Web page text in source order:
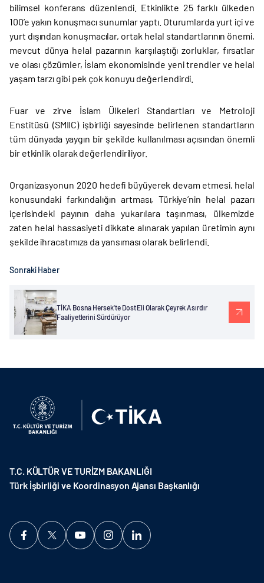
bilimsel konferans düzenlendi. Etkinlikte 25 farklı ülkeden
100’e yakın konuşmacı sunumlar yaptı. Oturumlarda yurt içi ve
yurt dışından konuşmacılar, ortak helal standartlarının önemi,
mevcut dünya helal pazarının karşılaştığı zorluklar, fırsatlar
ve olası çözümler, İslam ekonomisinde yeni trendler ve helal
yaşam tarzı gibi pek çok konuyu değerlendirdi.
Fuar ve zirve İslam Ülkeleri Standartları ve Metroloji
Enstitüsü (SMIIC) işbirliği sayesinde belirlenen standartların
tüm dünyada yaygın bir şekilde kullanılması açısından önemli
bir etkinlik olarak değerlendiriliyor.
Organizasyonun 2020 hedefi büyüyerek devam etmesi, helal
konusundaki farkındalığın artması, Türkiye’nin helal pazarı
içerisindeki payının daha yukarılara taşınması, ülkemizde
zaten helal hassasiyeti dikkate alınarak yapılan üretimin aynı
şekilde ihracatımıza da yansıması olarak belirlendi.
Sonraki Haber
TİKA Bosna Hersek'te Dost Eli Olarak Çeyrek Asırdır
Faaliyetlerini Sürdürüyor
T.C. KÜLTÜR VE TURİZM BAKANLIĞI
Türk İşbirliği ve Koordinasyon Ajansı Başkanlığı